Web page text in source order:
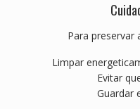
Para preservar
Limpar
Evitar
Guardar